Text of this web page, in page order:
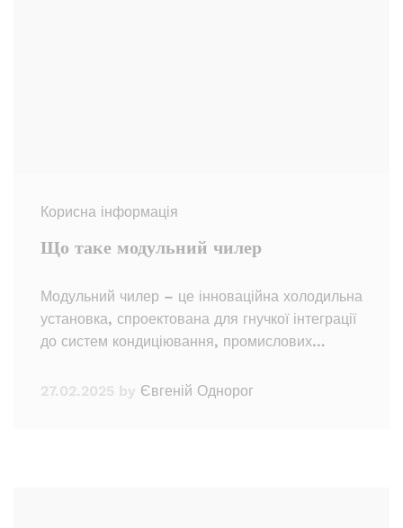
Корисна інформація
Що таке модульний чилер
Модульний чилер – це інноваційна холодильна
установка, спроектована для гнучкої інтеграції
до систем кондиціювання, промислових…
27.02.2025 by Євгеній Однорог